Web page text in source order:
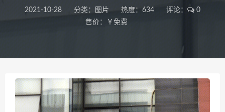
2021-10-28 分类： 图片 热度：634 评论：
0
售价：￥免费